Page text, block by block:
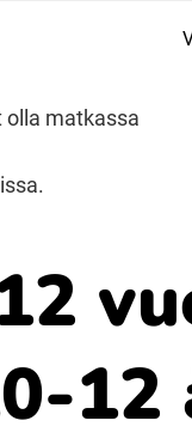
olla matkassa
12